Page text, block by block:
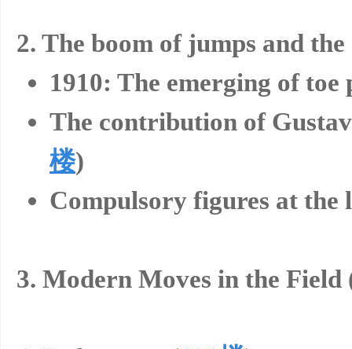
2. The boom of jumps and
1910: The emerging of
The contribution of
楼)
Compulsory figures at the
3. Modern Moves in the Field